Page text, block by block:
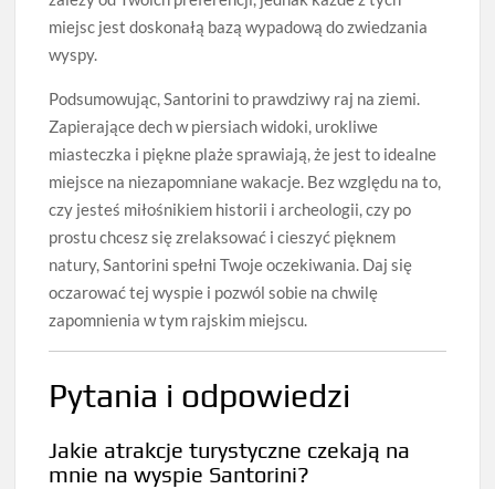
miejsc jest doskonałą bazą wypadową do zwiedzania
wyspy.
Podsumowując, Santorini to prawdziwy raj na ziemi.
Zapierające dech w piersiach widoki, urokliwe
miasteczka i piękne plaże sprawiają, że jest to idealne
miejsce na niezapomniane wakacje. Bez względu na to,
czy jesteś miłośnikiem historii i archeologii, czy po
prostu chcesz się zrelaksować i cieszyć pięknem
natury, Santorini spełni Twoje oczekiwania. Daj się
oczarować tej wyspie i pozwól sobie na chwilę
zapomnienia w tym rajskim miejscu.
Pytania i odpowiedzi
Jakie atrakcje turystyczne czekają na
mnie na wyspie Santorini?